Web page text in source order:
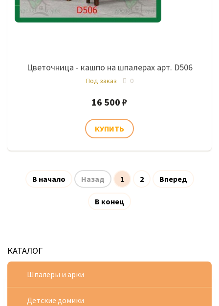
Цветочница - кашпо на шпалерах арт. D506
Под заказ 0
16 500 ₽
В начало Назад 1 2 Вперед
В конец
КАТАЛОГ
Шпалеры и арки
Детские домики